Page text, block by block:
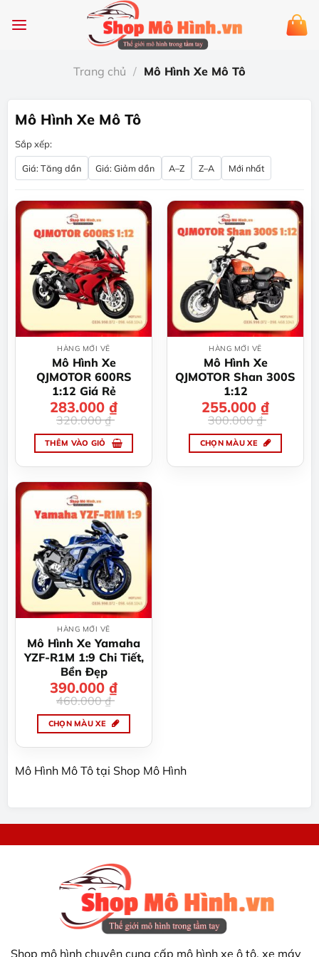
đến
Trang chủ / Mô Hình Xe Mô Tô
Mô Hình Xe Mô Tô
Sắp xếp:
Giá: Tăng dần Giá: Giảm dần A–Z Z–A Mới nhất
HÀNG MỚI VỀ
Mô Hình Xe
QJMOTOR 600RS
1:12 Giá Rẻ
320.000₫
Giá
gốc
là:
320.000 ₫.
283.000 ₫
Giá
hiện
tại
là:
283.000 ₫.
THÊM VÀO GIỎ
HÀNG MỚI VỀ
Mô Hình Xe
QJMOTOR Shan 300S
1:12
300.000₫
Giá
gốc
là:
300.000 ₫.
255.000 ₫
Giá
hiện
tại
là:
255.000 ₫.
CHỌN MÀU XE
HÀNG MỚI VỀ
Mô Hình Xe Yamaha
YZF-R1M 1:9 Chi Tiết,
Bền Đẹp
460.000₫
Giá
gốc
là:
460.000 ₫.
390.000 ₫
Giá
hiện
tại
là:
390.000 ₫.
CHỌN MÀU XE
này
Các
chọn
có
thể
được
chọn
trên
Mô Hình Mô Tô tại Shop Mô Hình
Shop mô hình chuyên cung cấp mô hình xe ô tô, xe máy